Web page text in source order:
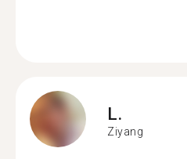
L.
Ziyang